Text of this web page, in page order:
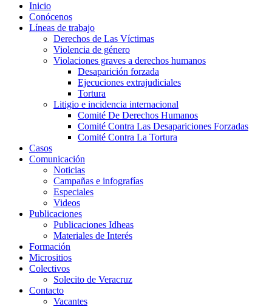
Inicio
Conócenos
Líneas de trabajo
Derechos de Las Víctimas
Violencia de género
Violaciones graves a derechos humanos
Desaparición forzada​
Ejecuciones extrajudiciales
Tortura
Litigio e incidencia internacional
Comité De Derechos Humanos​
Comité Contra Las Desapariciones Forzadas
Comité Contra La Tortura​
Casos
Comunicación
Noticias
Campañas e infografías
Especiales
Videos
Publicaciones
Publicaciones Idheas
Materiales de Interés
Formación
Micrositios
Colectivos
Solecito de Veracruz
Contacto
Vacantes